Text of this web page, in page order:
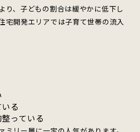
り、子どもの割合は緩やかに低下し
宅開発エリアでは子育て世帯の流入
る
っている